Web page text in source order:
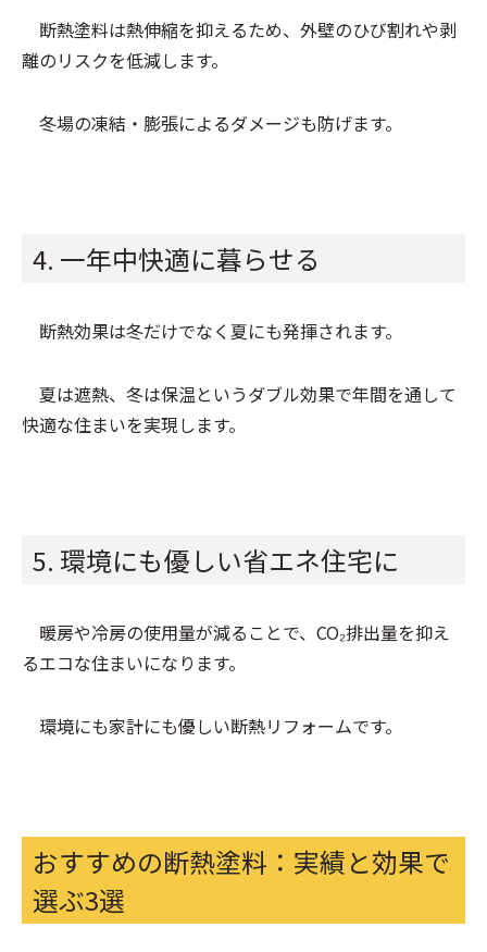
断熱塗料は熱伸縮を抑えるため、外壁のひび割れや剥
離のリスクを低減します。
冬場の凍結・膨張によるダメージも防げます。
4. 一年中快適に暮らせる
断熱効果は冬だけでなく夏にも発揮されます。
夏は遮熱、冬は保温というダブル効果で年間を通して
快適な住まいを実現します。
5. 環境にも優しい省エネ住宅に
暖房や冷房の使用量が減ることで、CO₂排出量を抑え
るエコな住まいになります。
環境にも家計にも優しい断熱リフォームです。
おすすめの断熱塗料：実績と効果で
選ぶ3選